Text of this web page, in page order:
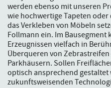
werden ebenso mit unseren
wie hochwertige Tapeten
das Verkleben von Möbeln
Follmann ein. Im
Erzeugnissen vielfach in
Überqueren von
Parkhäusern. Sollen
optisch ansprechend
zukunftsweisenden